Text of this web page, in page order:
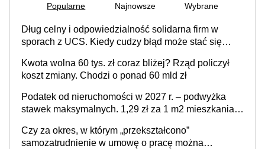
Popularne Najnowsze Wybrane
Dług celny i odpowiedzialność solidarna firm w
sporach z UCS. Kiedy cudzy błąd może stać się
Kwota wolna 60 tys. zł coraz bliżej? Rząd policzył
koszt zmiany. Chodzi o ponad 60 mld zł
Podatek od nieruchomości w 2027 r. – podwyżka
stawek maksymalnych. 1,29 zł za 1 m2 mieszkania,
prowadzeniem działalności gospodarczej
Czy za okres, w którym „przekształcono”
samozatrudnienie w umowę o pracę można